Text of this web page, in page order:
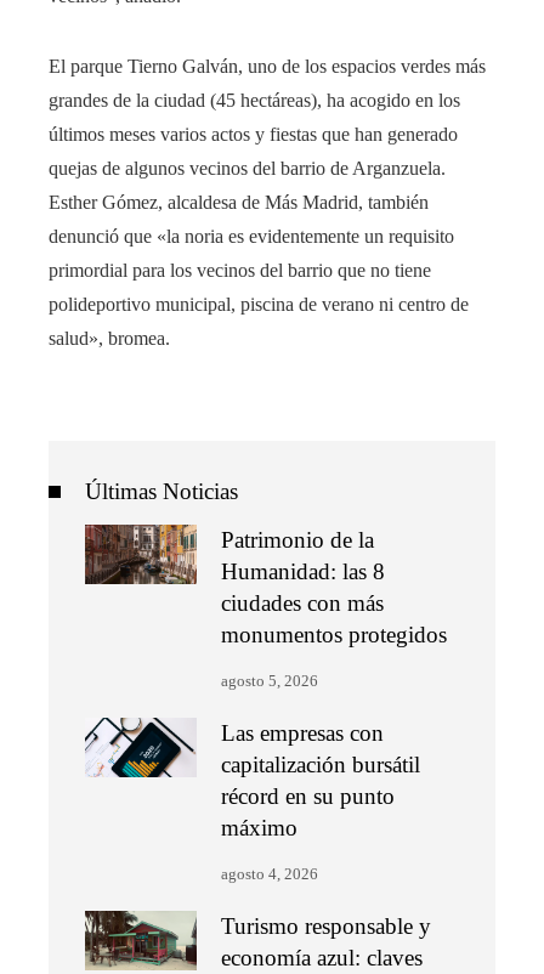
El parque Tierno Galván, uno de los espacios verdes más
grandes de la ciudad (45 hectáreas), ha acogido en los
últimos meses varios actos y fiestas que han generado
quejas de algunos vecinos del barrio de Arganzuela.
Esther Gómez, alcaldesa de Más Madrid, también
denunció que «la noria es evidentemente un requisito
primordial para los vecinos del barrio que no tiene
polideportivo municipal, piscina de verano ni centro de
salud», bromea.
Últimas Noticias
Patrimonio de la
Humanidad: las 8
ciudades con más
monumentos protegidos
agosto 5, 2026
Las empresas con
capitalización bursátil
récord en su punto
máximo
agosto 4, 2026
Turismo responsable y
economía azul: claves